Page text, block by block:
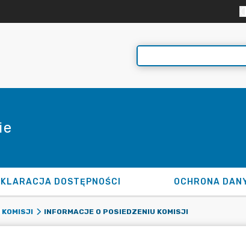
DOSTĘPNOŚCI OCHRONA
KOMISJI INFORMACJE O POSIEDZENIU KOMISJI